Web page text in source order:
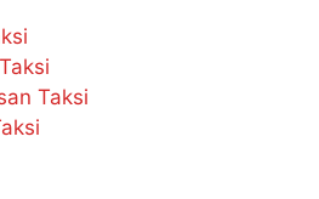
Taksi